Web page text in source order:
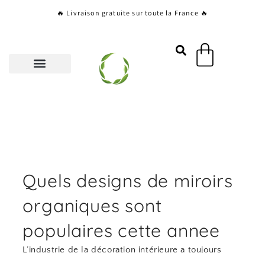
🔥 Livraison gratuite sur toute la France 🔥
Panier
Quels designs de miroirs
organiques sont
populaires cette annee
L’industrie de la décoration intérieure a toujours